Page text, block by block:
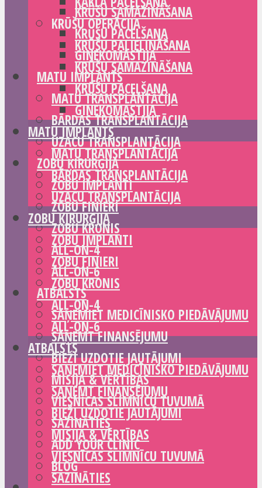
KRŪŠU SAMAZINĀŠANA
KRŪŠU PACELŠANA
GINEKOMASTIJA
MATU IMPLANTS
MATU TRANSPLANTĀCIJA
BĀRDAS TRANSPLANTĀCIJA
UZACU TRANSPLANTĀCIJA
ZOBU ĶIRURĢIJA
ZOBU IMPLANTI
ZOBU FINIERI
ZOBU KRONIS
ALL-ON-4
ALL-ON-6
ATBALSTS
SAŅEMIET MEDICĪNISKO PIEDĀVĀJUMU
SAŅEMT FINANSĒJUMU
BIEŽI UZDOTIE JAUTĀJUMI
MISIJA & VĒRTĪBAS
VIESNĪCAS SLIMNĪCU TUVUMĀ
SAZINĀTIES
ADD YOUR CLINIC
BLOG
KRŪŠU OPERĀCIJA
KRŪŠU PALIELINĀŠANA
KRŪŠU SAMAZINĀŠANA
KRŪŠU PACELŠANA
GINEKOMASTIJA
MATU IMPLANTS
MATU TRANSPLANTĀCIJA
BĀRDAS TRANSPLANTĀCIJA
UZACU TRANSPLANTĀCIJA
ZOBU ĶIRURĢIJA
ZOBU IMPLANTI
ZOBU FINIERI
ZOBU KRONIS
ALL-ON-4
ALL-ON-6
ATBALSTS
SAŅEMIET MEDICĪNISKO PIEDĀVĀJUMU
SAŅEMT FINANSĒJUMU
BIEŽI UZDOTIE JAUTĀJUMI
MISIJA & VĒRTĪBAS
VIESNĪCAS SLIMNĪCU TUVUMĀ
SAZINĀTIES